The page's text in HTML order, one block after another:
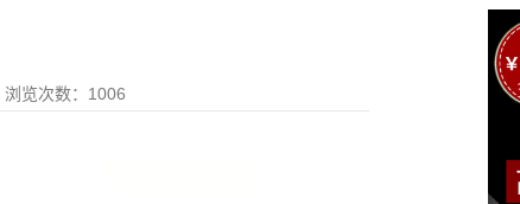
览次数：1006